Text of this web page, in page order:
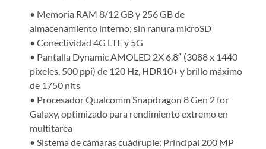
• Memoria RAM 8/12 GB y 256 GB de
almacenamiento interno; sin ranura microSD
• Conectividad 4G LTE y 5G
• Pantalla Dynamic AMOLED 2X 6.8″ (3088 x 1440
píxeles, 500 ppi) de 120 Hz, HDR10+ y brillo máximo
de 1750 nits
• Procesador Qualcomm Snapdragon 8 Gen 2 for
Galaxy, optimizado para rendimiento extremo en
multitarea
• Sistema de cámaras cuádruple: Principal 200 MP